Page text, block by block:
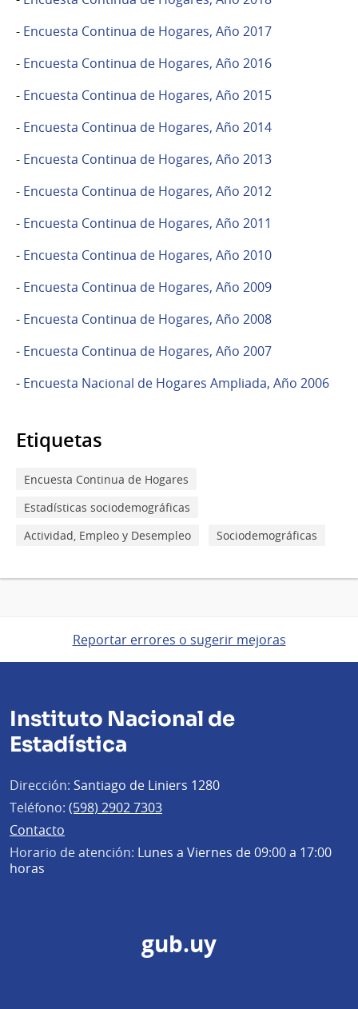
- Encuesta Continua de Hogares, Año 2017
- Encuesta Continua de Hogares, Año 2016
- Encuesta Continua de Hogares, Año 2015
- Encuesta Continua de Hogares, Año 2014
- Encuesta Continua de Hogares, Año 2013
- Encuesta Continua de Hogares, Año 2012
- Encuesta Continua de Hogares, Año 2011
- Encuesta Continua de Hogares, Año 2010
- Encuesta Continua de Hogares, Año 2009
- Encuesta Continua de Hogares, Año 2008
- Encuesta Continua de Hogares, Año 2007
- Encuesta Nacional de Hogares Ampliada, Año 2006
Etiquetas
Encuesta Continua de Hogares
Estadísticas sociodemográficas
Actividad, Empleo y Desempleo
Sociodemográficas
Reportar errores o sugerir mejoras
Instituto Nacional de
Estadística
Dirección: Santiago de Liniers 1280
Teléfono: (598) 2902 7303
Contacto
Horario de atención: Lunes a Viernes de 09:00 a 17:00
horas
gub.uy